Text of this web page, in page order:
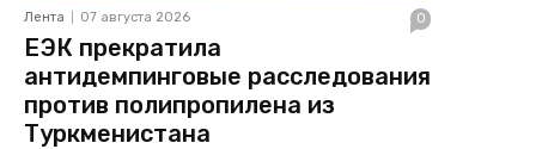
Лента 07 августа 2026 0
ЕЭК прекратила
антидемпинговые расследования
против полипропилена из
Туркменистана